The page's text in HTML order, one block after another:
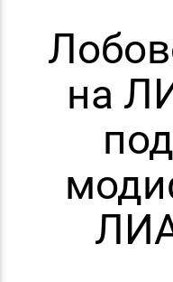
на